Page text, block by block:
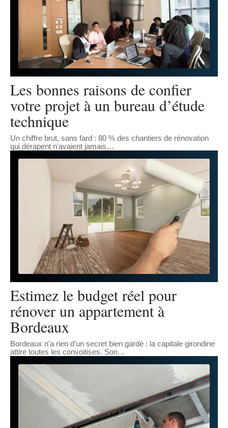
Les bonnes raisons de confier
votre projet à un bureau d’étude
technique
Un chiffre brut, sans fard : 80 % des chantiers de rénovation
qui dérapent n'avaient jamais…
Estimez le budget réel pour
rénover un appartement à
Bordeaux
Bordeaux n'a rien d'un secret bien gardé : la capitale girondine
attire toutes les convoitises. Son…